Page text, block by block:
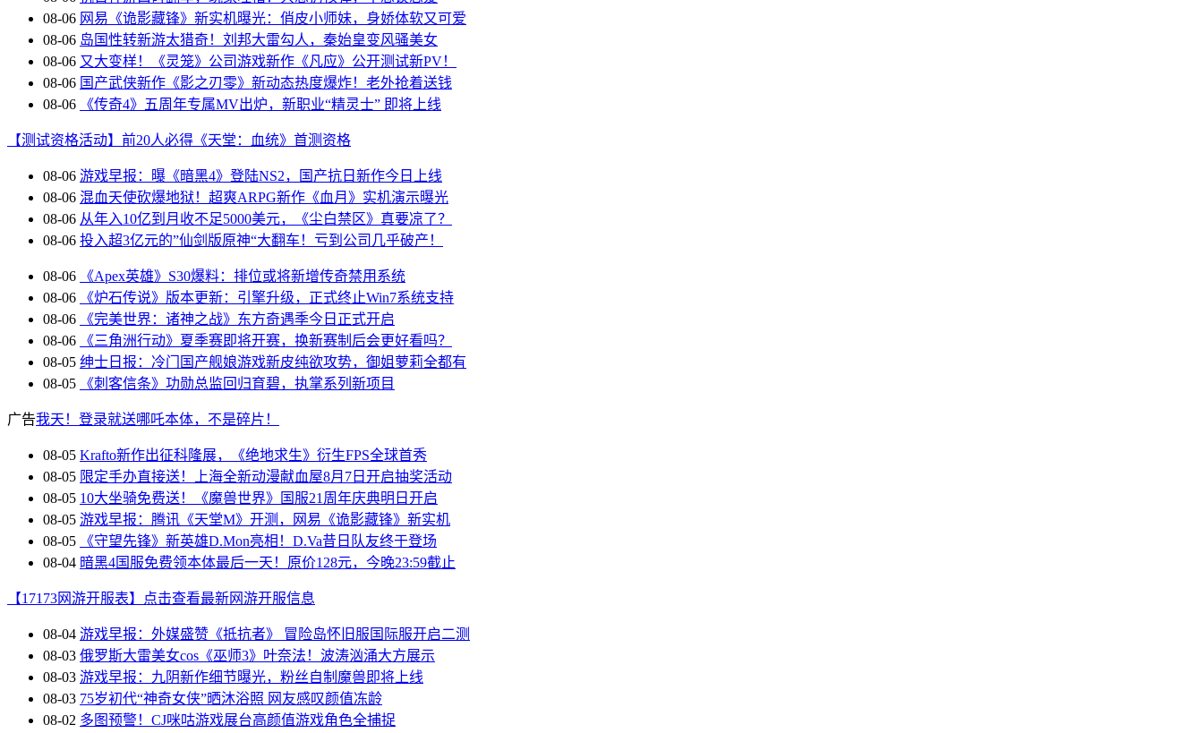
08-06 网易《诡影藏锋》新实机曝光：俏皮小师妹，身娇体软又可爱
08-06 岛国性转新游太猎奇！刘邦大雷勾人，秦始皇变风骚美女
08-06 又大变样！《灵笼》公司游戏新作《凡应》公开测试新PV！
08-06 国产武侠新作《影之刃零》新动态热度爆炸！老外抢着送钱
08-06
《传奇4》五周年专属MV出炉，新职业“精灵士” 即将上线
【测试资格活动】前20人必得《天堂：血统》首测资格
08-06 游戏早报：曝《暗黑4》登陆NS2，国产抗日新作今日上线
08-06 混血天使砍爆地狱！超爽ARPG新作《血月》实机演示曝光
08-06 从年入10亿到月收不足5000美元，《尘白禁区》真要凉了？
08-06 投入超3亿元的”仙剑版原神“大翻车！亏到公司几乎破产！
08-06
《Apex英雄》S30爆料：排位或将新增传奇禁用系统
08-06
《炉石传说》版本更新：引擎升级，正式终止Win7系统支持
08-06
《完美世界：诸神之战》东方奇遇季今日正式开启
08-06
《三角洲行动》夏季赛即将开赛，换新赛制后会更好看吗？
08-05 绅士日报：冷门国产舰娘游戏新皮纯欲攻势，御姐萝莉全都有
08-05
《刺客信条》功勋总监回归育碧，执掌系列新项目
广告我天！登录就送哪吒本体，不是碎片！
08-05 Krafto新作出征科隆展，《绝地求生》衍生FPS全球首秀
08-05 限定手办直接送！上海全新动漫献血屋8月7日开启抽奖活动
08-05 10大坐骑免费送！《魔兽世界》国服21周年庆典明日开启
08-05 游戏早报：腾讯《天堂M》开测，网易《诡影藏锋》新实机
08-05
《守望先锋》新英雄D.Mon亮相！D.Va昔日队友终于登场
08-04 暗黑4国服免费领本体最后一天！原价128元，今晚23:59截止
【17173网游开服表】点击查看最新网游开服信息
08-04 游戏早报：外媒盛赞《抵抗者》 冒险岛怀旧服国际服开启二测
08-03 俄罗斯大雷美女cos《巫师3》叶奈法！波涛汹涌大方展示
08-03 游戏早报：九阴新作细节曝光，粉丝自制魔兽即将上线
08-03 75岁初代“神奇女侠”晒沐浴照 网友感叹颜值冻龄
08-02 多图预警！CJ咪咕游戏展台高颜值游戏角色全捕捉